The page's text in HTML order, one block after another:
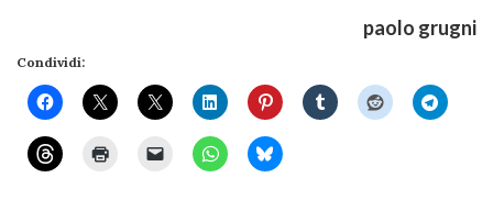
paolo grugni
Condividi: